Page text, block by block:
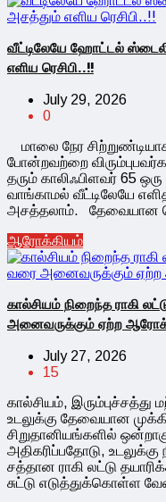
வீட்டிலேயே ஹோட்டல்
எளிய ரெசிபி..!!
July 29, 2026
0
மாலை நேர
போன்றவற்றை
தரும் காலிஃபிளவர் 65
வாங்காமல் வீட்டிலேயே
அசத்தலாம். தேவையான
ஆரோக்கியம்
கால்சியம் நிறைந்த ராகி
அனைவருக்கும் ஏற்ற
July 27, 2026
15
கால்சியம், இரும்புச்சத்து
உடலுக்கு தேவையான
சிறுதானியங்களில்
அதிகரிப்பதோடு,
சத்தான ராகி லட்டு
சுட்டு எடுத்துக்கொள்ள